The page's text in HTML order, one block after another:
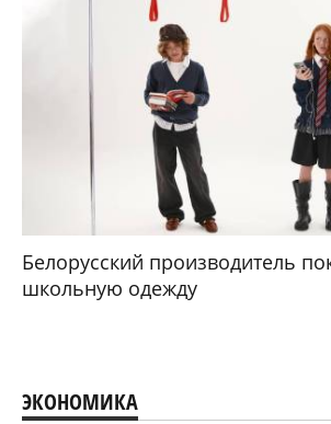
Белорусский производитель
школьную одежду
ЭКОНОМИКА